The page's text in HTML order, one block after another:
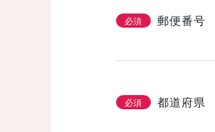
必須 郵便番号
必須 都道府県